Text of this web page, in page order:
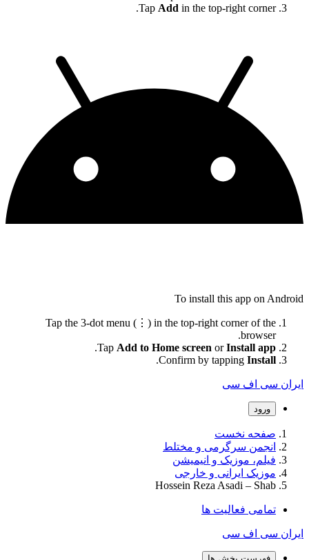
Tap Add in the top-right corner.
To install this app on Android
Tap the 3-dot menu (⋮) in the top-right corner of the
browser.
Tap Add to Home screen orInstall app
.
Confirm by tapping Install
.
ایران سی اف سی
ورود
صفحه نخست
انجمن سرگرمی و مختلط
فیلم، موزیک و انیمیشن
موزیک ایرانی و خارجی
Hossein Reza Asadi – Shab
تمامی فعالیت ها
ایران سی اف سی